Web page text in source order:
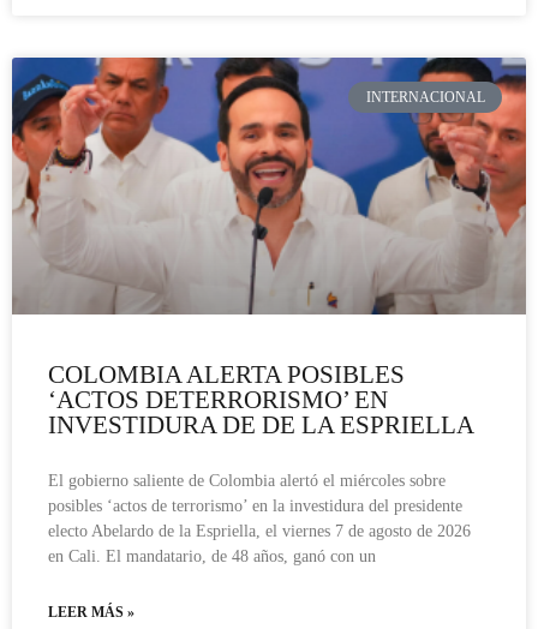
INTERNACIONAL
COLOMBIA ALERTA POSIBLES
‘ACTOS DETERRORISMO’ EN
INVESTIDURA DE DE LA ESPRIELLA
El gobierno saliente de Colombia alertó el miércoles sobre
posibles ‘actos de terrorismo’ en la investidura del presidente
electo Abelardo de la Espriella, el viernes 7 de agosto de 2026
en Cali. El mandatario, de 48 años, ganó con un
LEER MÁS »